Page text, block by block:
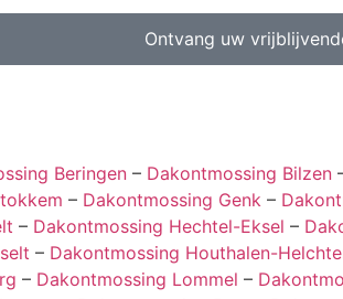
Ontvang uw
Beringen – Dakontmossing Bilzen
– Dakontmossing Genk –
– Dakontmossing Hechtel-Eksel –
– Dakontmossing Houthalen-
– Dakontmossing Lommel –